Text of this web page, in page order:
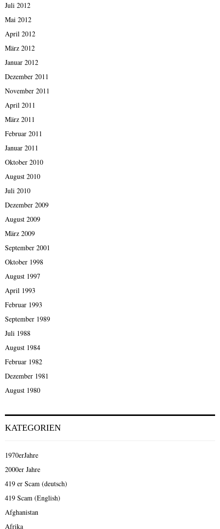
Juli 2012
Mai 2012
April 2012
März 2012
Januar 2012
Dezember 2011
November 2011
April 2011
März 2011
Februar 2011
Januar 2011
Oktober 2010
August 2010
Juli 2010
Dezember 2009
August 2009
März 2009
September 2001
Oktober 1998
August 1997
April 1993
Februar 1993
September 1989
Juli 1988
August 1984
Februar 1982
Dezember 1981
August 1980
KATEGORIEN
1970erJahre
2000er Jahre
419 er Scam (deutsch)
419 Scam (English)
Afghanistan
Afrika